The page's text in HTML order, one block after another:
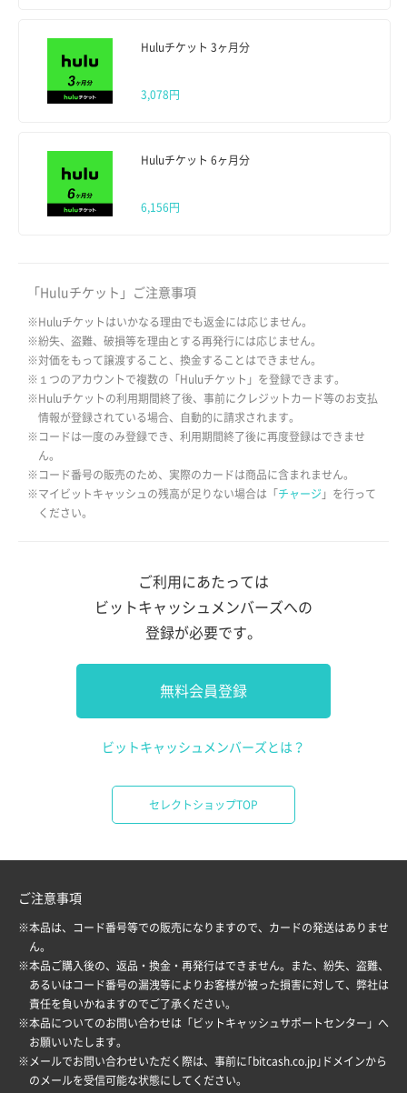
Huluチケット 3ヶ月分
3,078円
Huluチケット 6ヶ月分
6,156円
「Huluチケット」ご注意事項
※Huluチケットはいかなる理由でも返金には応じません。
※紛失、盗難、破損等を理由とする再発行には応じません。
※対価をもって譲渡すること、換金することはできません。
※１つのアカウントで複数の「Huluチケット」を登録できます。
※Huluチケットの利用期間終了後、事前にクレジットカード等のお支払
情報が登録されている場合、自動的に請求されます。
※コードは一度のみ登録でき、利用期間終了後に再度登録はできませ
ん。
※コード番号の販売のため、実際のカードは商品に含まれません。
※マイビットキャッシュの残高が足りない場合は「 チャージ 」を行って
ください。
ご利用にあたっては
ビットキャッシュメンバーズへの
登録が必要です。
無料会員登録
ビットキャッシュメンバーズとは？
セレクトショップTOP
ご注意事項
※本品は、コード番号等での販売になりますので、カードの発送はありませ
ん。
※本品ご購入後の、返品・換金・再発行はできません。また、紛失、盗難、
あるいはコード番号の漏洩等によりお客様が被った損害に対して、弊社は
責任を負いかねますのでご了承ください。
※本品についてのお問い合わせは「 ビットキャッシュサポートセンター 」へ
お願いいたします。
※メールでお問い合わせいただく際は、事前に｢bitcash.co.jp｣ドメインから
のメールを受信可能な状態にしてください。